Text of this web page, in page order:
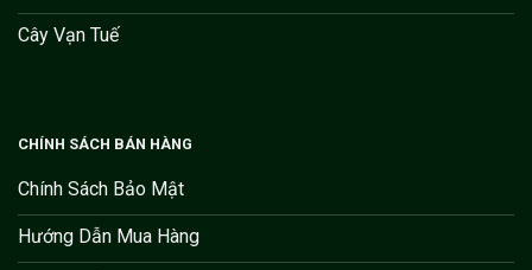
Cây Vạn Tuế
CHÍNH SÁCH BÁN HÀNG
Chính Sách Bảo Mật
Hướng Dẫn Mua Hàng